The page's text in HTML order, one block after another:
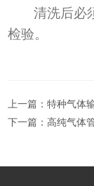
清洗后必
检验。
上一篇：特种气体
下一篇：高纯气体